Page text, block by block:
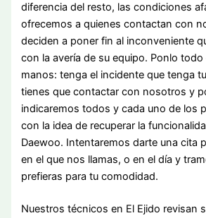
diferencia del resto, las condiciones
ofrecemos a quienes contactan con
deciden a poner fin al inconveniente
con la avería de su equipo. Ponlo
manos: tenga el incidente que tenga
tienes que contactar con nosotros y
indicaremos todos y cada uno de los
con la idea de recuperar la
Daewoo. Intentaremos darte una cita
en el que nos llamas, o en el día y
prefieras para tu comodidad.
Nuestros técnicos en El Ejido revisan